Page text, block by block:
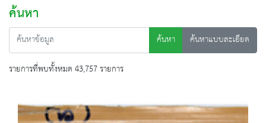
ค้นหา
ค้นหา
ค้นหาแบบละเอียด
รายการที่พบทั้งหมด 43,757 รายการ